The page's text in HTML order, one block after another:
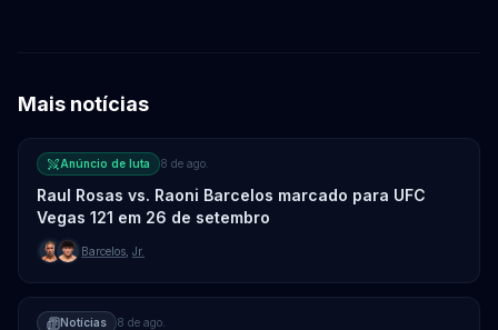
Mais notícias
Anúncio de luta 8 de ago.
Raul Rosas vs. Raoni Barcelos marcado para UFC
Vegas 121 em 26 de setembro
Barcelos Jr.
Notícias 8 de ago.